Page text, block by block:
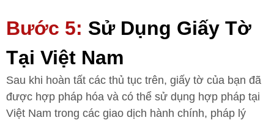
Bước 5: Sử Dụng Giấy Tờ
Tại Việt Nam
Sau khi hoàn tất các thủ tục trên, giấy tờ của bạn đã
được hợp pháp hóa và có thể sử dụng hợp pháp tại
Việt Nam trong các giao dịch hành chính, pháp lý